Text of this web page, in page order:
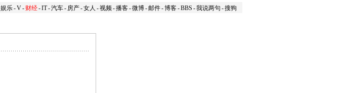
娱乐-V- 财经-IT-汽车- 房产-女人 -视频-播客-微博-邮件-博客-BBS -我说两句 -搜狗